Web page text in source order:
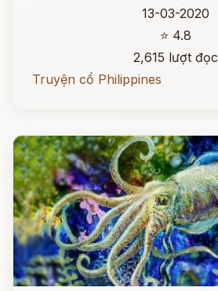
13-03-2020
⭐ 4.8
2,615 lượt đọc
Truyện cổ Philippines